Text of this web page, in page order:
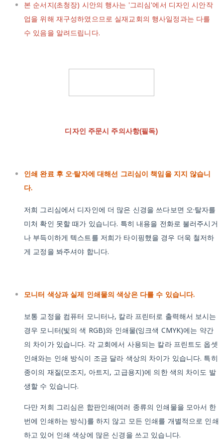
본 순서지(초청장) 시안의 행사는 '그리심'에서 디자인 시안작
업을 위해 재구성하였으므로 실재교회의 행사일정과는 다를
수 있음을 알려드립니다.
디자인 주문시 주의사항(필독)
인쇄 완료 후 오·탈자에 대해선 그리심이 책임을 지지 않습니
다.
저희 그리심에서 디자인에 더 많은 신경을 쓰다보면 오·탈자를
미처 확인 못할 때가 있습니다. 특히 내용을 전화로 불러주시거
나 부득이하게 텍스트를 저희가 타이핑했을 경우 더욱 철저하
게 교정을 봐주셔야 합니다.
모니터 색상과 실제 인쇄물의 색상은 다를 수 있습니다.
보통 교정을 컴퓨터 모니터나, 칼라 프린터로 출력해서 보시는
경우 모니터(빛의 색 RGB)와 인쇄물(잉크색 CMYK)에는 약간
의 차이가 있습니다. 각 교회에서 사용되는 칼라 프린트도 옵셋
인쇄와는 인쇄 방식이 조금 달라 색상의 차이가 있습니다. 특히
종이의 재질(모조지, 아트지, 고급용지)에 의한 색의 차이도 발
생할 수 있습니다.
다만 저희 그리심은 합판인쇄(여러 종류의 인쇄물을 모아서 한
번에 인쇄하는 방식)를 하지 않고 모든 인쇄를 개별적으로 인쇄
하고 있어 인쇄 색상에 많은 신경을 쓰고 있습니다.